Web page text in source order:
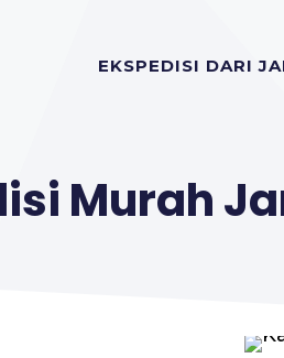
EKSPEDISI DARI
Murah